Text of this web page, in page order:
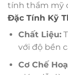
tính thẩm mỹ
Đặc Tính Kỹ
Chất Liệu:
với độ bền
Cơ Chế